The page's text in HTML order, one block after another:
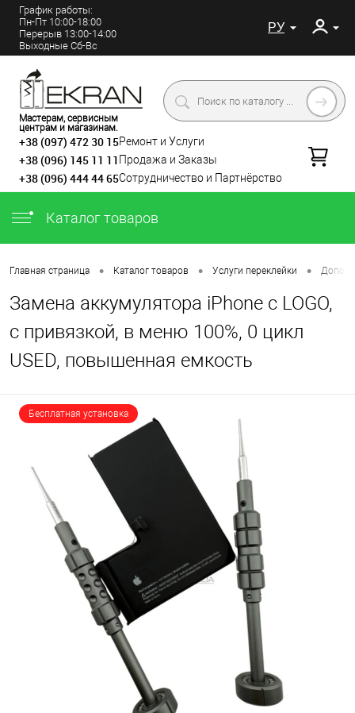
График работы:
Пн-Пт 10:00-18:00
Перерыв 13:00-14:00
Выходные Сб-Вс
РУ
Мастерам, сервисным
центрам и магазинам.
+38 (097) 472 30 15Ремонт и Услуги
+38 (096) 145 11 11 Продажа и Заказы
+38 (096) 444 44 65Сотрудничество и Партнёрство
Каталог товаров
Главная страница • Каталог товаров • Услуги переклейки •
Замена аккумулятора iPhone с LOGO,
с привязкой, в меню 100%, 0 цикл
USED, повышенная емкость
Бесплатная установка